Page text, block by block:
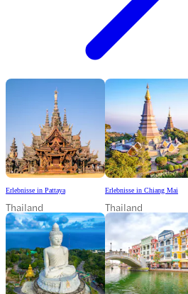
Erlebnisse in Pattaya
Thailand
Erlebnisse in Chiang Mai
Thailand